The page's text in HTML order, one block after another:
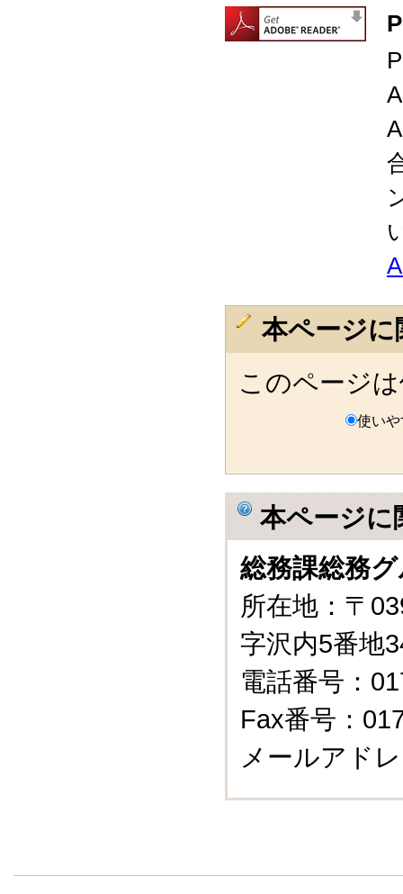
本ページ
このページ
使い
本ページに
総務課総務
所在地：〒
字沢内5番
電話番号：
Fax番号：
メールアド